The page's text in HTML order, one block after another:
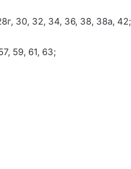
30, 32, 34, 36, 38, 38а, 42;
59, 61, 63;